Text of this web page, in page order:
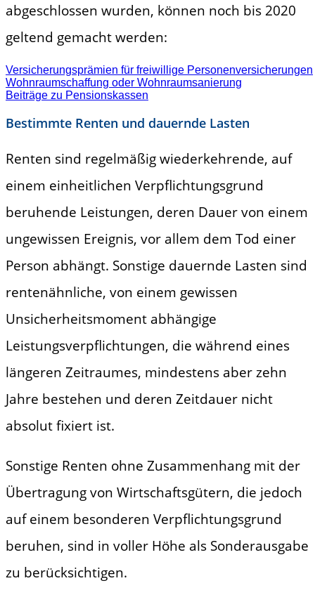
abgeschlossen wurden, können noch bis 2020
geltend gemacht werden:
Versicherungsprämien für freiwillige Personenversicherungen
Wohnraumschaffung oder Wohnraumsanierung
Beiträge zu Pensionskassen
Bestimmte Renten und dauernde Lasten
Renten sind regelmäßig wiederkehrende, auf
einem einheitlichen Verpflichtungsgrund
beruhende Leistungen, deren Dauer von einem
ungewissen Ereignis, vor allem dem Tod einer
Person abhängt. Sonstige dauernde Lasten sind
rentenähnliche, von einem gewissen
Unsicherheitsmoment abhängige
Leistungsverpflichtungen, die während eines
längeren Zeitraumes, mindestens aber zehn
Jahre bestehen und deren Zeitdauer nicht
absolut fixiert ist.
Sonstige Renten ohne Zusammenhang mit der
Übertragung von Wirtschaftsgütern, die jedoch
auf einem besonderen Verpflichtungsgrund
beruhen, sind in voller Höhe als Sonderausgabe
zu berücksichtigen.